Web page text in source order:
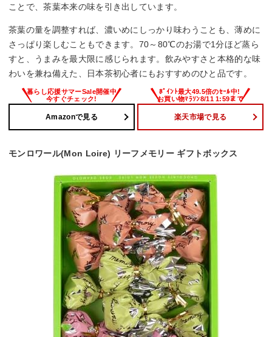
ことで、茶葉本来の味を引き出しています。
茶葉の量を調整すれば、濃いめにしっかり味わうことも、薄めに
さっぱり楽しむこともできます。70～80℃のお湯で1分ほど蒸ら
すと、うまみを最大限に感じられます。飲みやすさと本格的な味
わいを兼ね備えた、日本茶初心者にもおすすめのひと品です。
Amazonで見る 楽天市場で見る
モンロワール(Mon Loire) リーフメモリー ギフトボックス